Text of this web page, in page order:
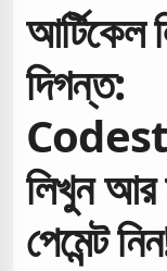
আর্টিকেল
দিগন্ত:
লিখুন আর
পেমেন্ট